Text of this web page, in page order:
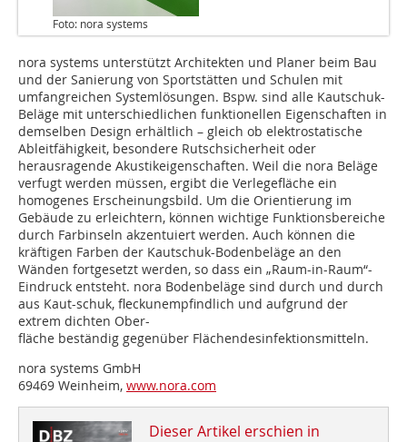
Foto: nora systems
nora systems unterstützt Architekten und Planer beim Bau
und der Sanierung von Sportstätten und Schulen mit
umfangreichen Systemlösungen. Bspw. sind alle Kautschuk-
Beläge mit unterschiedlichen funktionellen Eigenschaften in
demselben Design erhältlich – gleich ob elektrostatische
Ableitfähigkeit, besondere Rutschsicherheit oder
herausragende Akustikeigenschaften. Weil die nora Beläge
verfugt werden müssen, ergibt die Verlegefläche ein
homogenes Erscheinungsbild. Um die Orientierung im
Gebäude zu erleichtern, können wichtige Funktionsbereiche
durch Farbinseln akzentuiert werden. Auch können die
kräftigen Farben der Kautschuk-Bodenbeläge an den
Wänden fortgesetzt werden, so dass ein „Raum-in-Raum“-
Eindruck entsteht. nora Bodenbeläge sind durch und durch
aus Kaut-schuk, fleckunempfindlich und aufgrund der
extrem dichten Ober-
fläche beständig gegenüber Flächendesinfektionsmitteln.
nora systems GmbH
69469 Weinheim, www.nora.com
Dieser Artikel erschien in